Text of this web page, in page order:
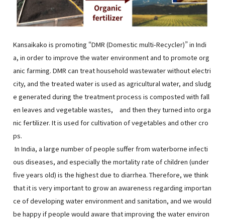
Kansaikako is promoting “DMR (Domestic multi-Recycler)” in Indi
a, in order to improve the water environment and to promote org
anic farming. DMR can treat household wastewater without electri
city, and the treated water is used as agricultural water, and sludg
e generated during the treatment process is composted with fall
en leaves and vegetable wastes, and then they turned into orga
nic fertilizer. It is used for cultivation of vegetables and other cro
ps.
In India, a large number of people suffer from waterborne infecti
ous diseases, and especially the mortality rate of children (under
five years old) is the highest due to diarrhea. Therefore, we think
that it is very important to grow an awareness regarding importan
ce of developing water environment and sanitation, and we would
be happy if people would aware that improving the water environ